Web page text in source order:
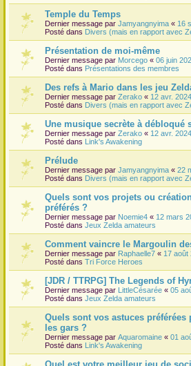
Temple du Temps
Dernier message par Jamyangnyima « 16
Posté dans Divers (mais en rapport avec
Présentation de moi-même
Dernier message par Morcego « 06 juin
Posté dans Présentations des membres
Des refs à Mario dans les jeu
Dernier message par Zerako « 12 avr.
Posté dans Divers (mais en rapport avec
Une musique secrète à débloqué
Dernier message par Zerako « 12 avr.
Posté dans Link's Awakening
Prélude
Dernier message par Jamyangnyima « 22
Posté dans Divers (mais en rapport avec
Quels sont vos projets ou
préférés ?
Dernier message par Noemie4 « 12 mars
Posté dans Jeux Zelda amateurs
Comment vaincre le Margoulin
Dernier message par Raphaelle7 « 17 août
Posté dans Tri Force Heroes
[JDR / TTRPG] The Legends of
Dernier message par LittleCésarée « 05
Posté dans Jeux Zelda amateurs
Quels sont vos astuces
les gars ?
Dernier message par Aquaromaine « 01
Posté dans Link's Awakening
Quel est votre meilleur jeu de